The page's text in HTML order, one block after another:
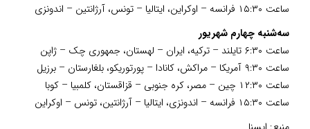
ساعت ۱۵:۳۰ فرانسه – اوکراین، ایتالیا – تونس، آرژانتین – اندونزی
سه‌شنبه چهارم شهریور
ساعت ۶:۳۰ تایلند – ترکیه، ایران – لهستان، جمهوری چک – ژاپن
ساعت ۹:۳۰ آمریکا – مراکش، کانادا – پورتوریکو، بلغارستان – برزیل
ساعت ۱۲:۳۰ چین – مصر، کره جنوبی – قزاقستان، کلمبیا – کوبا
ساعت ۱۵:۳۰ فرانسه – اندونزی، ایتالیا – آرژانتین، تونس – اوکراین